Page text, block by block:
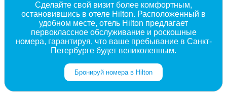
Сделайте свой визит более комфортным,
остановившись в отеле Hilton. Расположенный в
удобном месте, отель Hilton предлагает
первоклассное обслуживание и роскошные
номера, гарантируя, что ваше пребывание в Санкт-
Петербурге будет великолепным.
Бронируй номера в Hilton